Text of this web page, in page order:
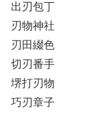
出刃包丁
刃物神社
刃田綴色
切刃番手
堺打刃物
巧刃章子